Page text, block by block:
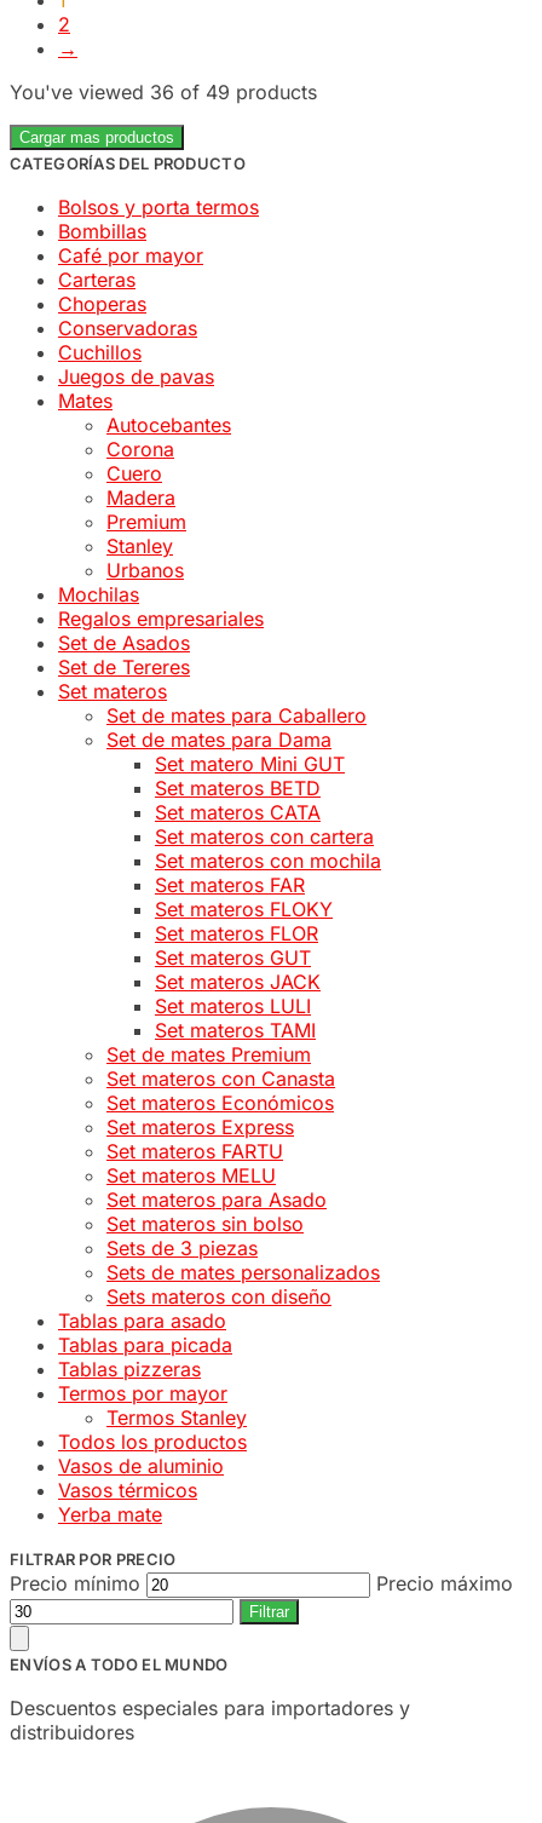
2
→
You've viewed 36 of 49 products
Cargar mas productos
CATEGORÍAS DEL PRODUCTO
Bolsos y porta termos
Bombillas
Café por mayor
Carteras
Choperas
Conservadoras
Cuchillos
Juegos de pavas
Mates
Autocebantes
Corona
Cuero
Madera
Premium
Stanley
Urbanos
Mochilas
Regalos empresariales
Set de Asados
Set de Tereres
Set materos
Set de mates para Caballero
Set de mates para Dama
Set matero Mini GUT
Set materos BETD
Set materos CATA
Set materos con cartera
Set materos con mochila
Set materos FAR
Set materos FLOKY
Set materos FLOR
Set materos GUT
Set materos JACK
Set materos LULI
Set materos TAMI
Set de mates Premium
Set materos con Canasta
Set materos Económicos
Set materos Express
Set materos FARTU
Set materos MELU
Set materos para Asado
Set materos sin bolso
Sets de 3 piezas
Sets de mates personalizados
Sets materos con diseño
Tablas para asado
Tablas para picada
Tablas pizzeras
Termos por mayor
Termos Stanley
Todos los productos
Vasos de aluminio
Vasos térmicos
Yerba mate
FILTRAR POR PRECIO
Precio mínimo Precio máximo
Filtrar
ENVÍOS A TODO EL MUNDO
Descuentos especiales para importadores y
distribuidores